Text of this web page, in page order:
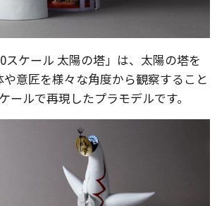
スケール 太陽の塔」は、太陽の塔を
意匠を様々な角度から観察すること
ールで再現したプラモデルです。